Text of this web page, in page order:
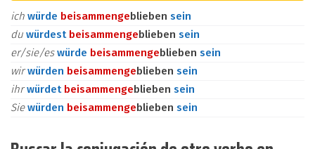
ich würde beisammengeblieben sein
du würdest beisammengeblieben sein
er/sie/eswürde beisammengeblieben sein
wirwürden beisammengeblieben sein
ihrwürdet beisammengeblieben sein
Siewürden beisammengeblieben sein